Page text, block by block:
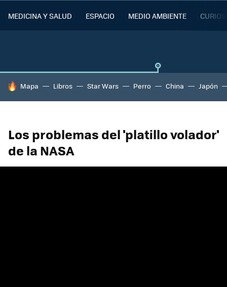
MEDICINA Y SALUD ESPACIO MEDIO AMBIENTE
HOY SE HABLA DE
Mapa Libros Star Wars Perro China Japón
Los problemas del 'platillo volador'
de la NASA